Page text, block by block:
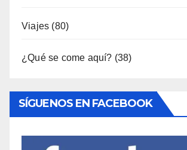
Viajes (80)
¿Qué se come aquí? (38)
SÍGUENOS EN FACEBOOK